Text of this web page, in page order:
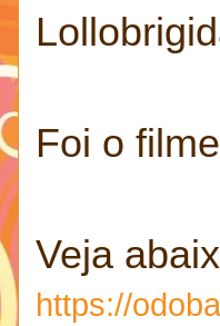
Foi o
Veja
https://